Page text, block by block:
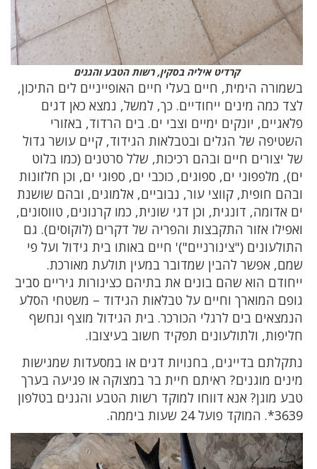
קרדיט איליה בסקין, רשות הטבע והגנים
בשמורה הימית, חיים בעלי חיים האופייניים לים התיכון,
לצד כמה מינים ייחודיים. כך, למשל, נמצא כאן דגים
פלאגיים, יונקים ימיים וצבי ים. בים הרדוד, באזורי
השטיפה של הגלים ובטבלאות הגידוד, קיים עושר גדול
של יצורים חיים ובהם רכיכות, שלל סרטנים (כמו בלוט
ים), מלפפוני ים, ספוגים, כוכבי ים, ספוגי ים, וכן חלזונות
ובהם חופית, קווצי עור, נבוביים, אלמוגים, ובהם שושנת
ים אדומה, דונגית, וכן דגי שונית, כמו קרנונים, טווסונים,
ואפילו אזור התקבצות והפריה של דקרים (לוקוסים). גם
התולעונים ("צינורניים")' חיים באותו בית גידול ועל פי
שמם, אפשר להבין שמדובר במעין תולעת מאורכת.
ייחודם הוא שהם בונים את בתיהם כצינורות גיריים סביב
גופם המוארך וחיים על טבלאות הגידוד – משטחי הסלע
הנמצאים בים לרגלי הכורכר. בית הגידול מוצף ונחשף
חליפות, ולתולעונים תפקיד חשוב בעיצובו.
נתקלתם בדייגים, בחנויות דגים או במסעדות שמגישות
מינים מוגנים? ראיתם חיית בר במצוקה או פגיעה בערך
טבע מוגן? אנא דווחו למוקד רשות הטבע והגנים בטלפון
3639*. המוקד פועל 24 שעות ביממה.